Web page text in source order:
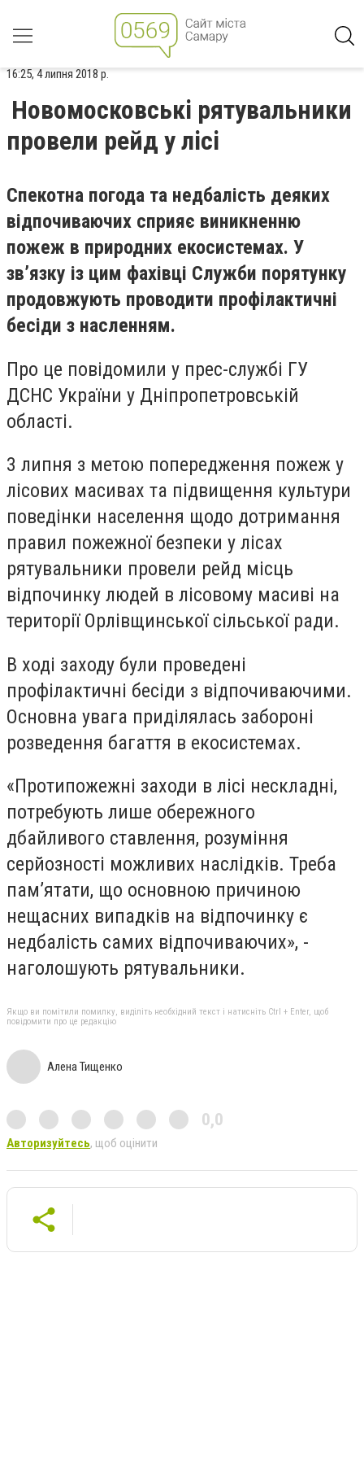
16:25, 4 липня 2018 р.
Новомосковські рятувальники
провели рейд у лісі
Спекотна погода та недбалість деяких
відпочиваючих сприяє виникненню
пожеж в природних екосистемах. У
зв’язку із цим фахівці Служби порятунку
продовжують проводити профілактичні
бесіди з насленням.
Про це повідомили у прес-службі ГУ
ДСНС України у Дніпропетровській
області.
3 липня з метою попередження пожеж у
лісових масивах та підвищення культури
поведінки населення щодо дотримання
правил пожежної безпеки у лісах
рятувальники провели рейд місць
відпочинку людей в лісовому масиві на
території Орлівщинської сільської ради.
В ході заходу були проведені
профілактичні бесіди з відпочиваючими.
Основна увага приділялась забороні
розведення багаття в екосистемах.
«Протипожежні заходи в лісі нескладні,
потребують лише обережного
дбайливого ставлення, розуміння
серйозності можливих наслідків. Треба
пам’ятати, що основною причиною
нещасних випадків на відпочинку є
недбалість самих відпочиваючих», -
наголошують рятувальники.
Якщо ви помітили помилку, виділіть необхідний текст і натисніть Ctrl + Enter, щоб
повідомити про це редакцію
Алена Тищенко
0,0
Авторизуйтесь, щоб оцінити